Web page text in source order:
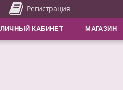
ЛИЧНЫЙ КАБИНЕТ МАГАЗИН
Регистрация